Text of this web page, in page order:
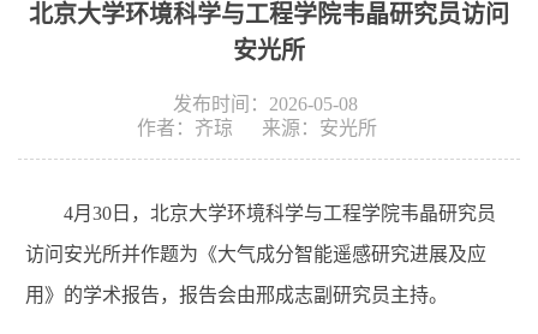
北京大学环境科学与工程学院韦晶研究员访问
安光所
发布时间：2026-05-08
作者： 齐琼 来源： 安光所
4月 30 日，北京大学环境科学与工程学院韦晶研究员
访问安光所并作题为《大气成分智能遥感研究进展及应
用》的学术报告，报告会由邢成志副研究员主持。